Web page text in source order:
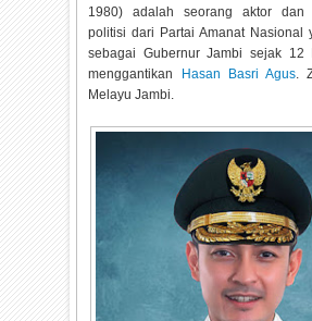
1980) adalah seorang aktor dan
politisi dari Partai Amanat Nasional
sebagai Gubernur Jambi sejak 12
menggantikan
Hasan Basri Agus .
Melayu Jambi.